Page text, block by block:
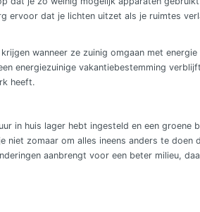
ervoor dat je lichten uitzet als je ruimtes
wanneer ze zuinig omgaan met
energiezuinige vakantiebestemming
heeft.
in huis lager hebt ingesteld en een groene
niet zomaar om alles ineens anders te doen
aanbrengt voor een beter milieu,